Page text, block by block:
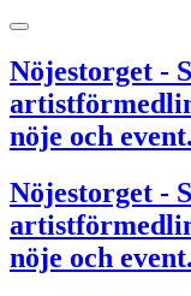
Nöjestorget -
nöje och event.
Nöjestorget -
nöje och event.